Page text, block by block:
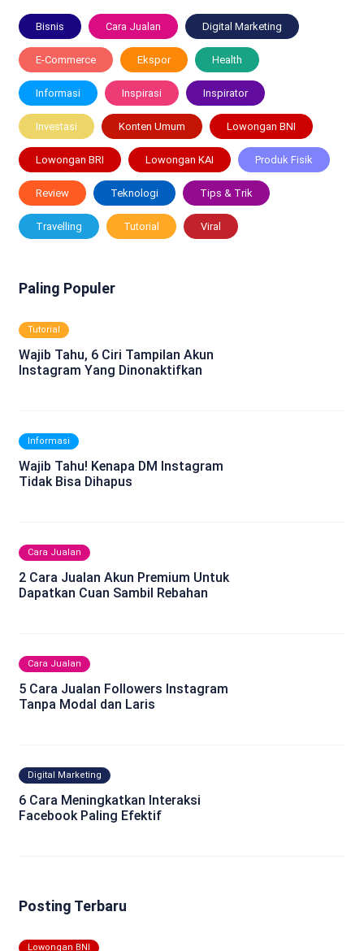
Bisnis Cara Jualan Digital Marketing
E-Commerce Ekspor Health
Informasi Inspirasi Inspirator
Investasi Konten Umum Lowongan BNI
Lowongan BRI Lowongan KAI Produk Fisik
Review Teknologi Tips & Trik
Travelling Tutorial Viral
Paling Populer
Tutorial
Wajib Tahu, 6 Ciri Tampilan Akun
Instagram Yang Dinonaktifkan
Informasi
Wajib Tahu! Kenapa DM Instagram
Tidak Bisa Dihapus
Cara Jualan
2 Cara Jualan Akun Premium Untuk
Dapatkan Cuan Sambil Rebahan
Cara Jualan
5 Cara Jualan Followers Instagram
Tanpa Modal dan Laris
Digital Marketing
6 Cara Meningkatkan Interaksi
Facebook Paling Efektif
Posting Terbaru
Lowongan BNI